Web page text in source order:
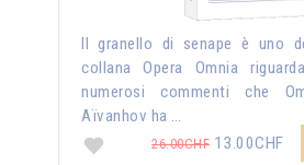
Il granello di senape è uno
collana Opera Omnia
numerosi commenti che
Aïvanhov ha …
26.00CHF 13.00CHF